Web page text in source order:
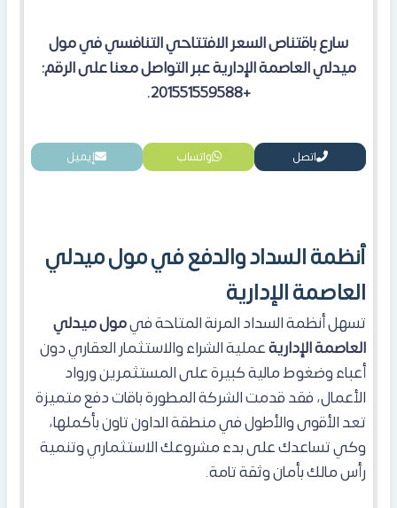
سارع باقتناص السعر الافتتاحي التنافسي في مول
ميدلي العاصمة الإدارية عبر التواصل معنا على الرقم:
+201551559588.
اتصل واتساب إيميل
أنظمة السداد والدفع في مول ميدلي
العاصمة الإدارية
تسهل أنظمة السداد المرنة المتاحة فيمول ميدلي
العاصمة الإداريةعملية الشراء والاستثمار العقاري دون
أعباء وضغوط مالية كبيرة على المستثمرين ورواد
الأعمال، فقد قدمت الشركة المطورة باقات دفع متميزة
تعد الأقوى والأطول في منطقة الداون تاون بأكملها،
وكي تساعدك على بدء مشروعك الاستثماري وتنمية
رأس مالك بأمان وثقة تامة.